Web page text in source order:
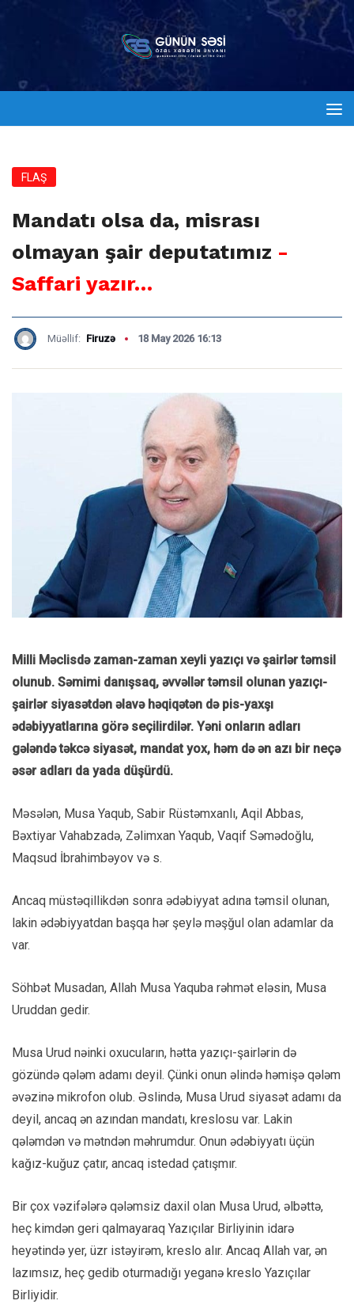
FLAŞ
Mandatı olsa da, misrası
olmayan şair deputatımız -
Saffari yazır…
Müəllif: Firuzə 18 May 2026 16:13
Milli Məclisdə zaman-zaman xeyli yazıçı və şairlər təmsil
olunub. Səmimi danışsaq, əvvəllər təmsil olunan yazıçı-
şairlər siyasətdən əlavə həqiqətən də pis-yaxşı
ədəbiyyatlarına görə seçilirdilər. Yəni onların adları
gələndə təkcə siyasət, mandat yox, həm də ən azı bir neçə
əsər adları da yada düşürdü.
Məsələn, Musa Yaqub, Sabir Rüstəmxanlı, Aqil Abbas,
Bəxtiyar Vahabzadə, Zəlimxan Yaqub, Vaqif Səmədoğlu,
Maqsud İbrahimbəyov və s.
Ancaq müstəqillikdən sonra ədəbiyyat adına təmsil olunan,
lakin ədəbiyyatdan başqa hər şeylə məşğul olan adamlar da
var.
Söhbət Musadan, Allah Musa Yaquba rəhmət eləsin, Musa
Uruddan gedir.
Musa Urud nəinki oxucuların, hətta yazıçı-şairlərin də
gözündə qələm adamı deyil. Çünki onun əlində həmişə qələm
əvəzinə mikrofon olub. Əslində, Musa Urud siyasət adamı da
deyil, ancaq ən azından mandatı, kreslosu var. Lakin
qələmdən və mətndən məhrumdur. Onun ədəbiyyatı üçün
kağız-kuğuz çatır, ancaq istedad çatışmır.
Bir çox vəzifələrə qələmsiz daxil olan Musa Urud, əlbəttə,
heç kimdən geri qalmayaraq Yazıçılar Birliyinin idarə
heyətində yer, üzr istəyirəm, kreslo alır. Ancaq Allah var, ən
lazımsız, heç gedib oturmadığı yeganə kreslo Yazıçılar
Birliyidir.